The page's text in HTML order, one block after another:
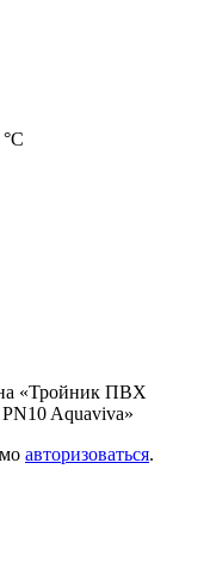
°С
на «Тройник ПВХ
Aquaviva»
авторизоваться.